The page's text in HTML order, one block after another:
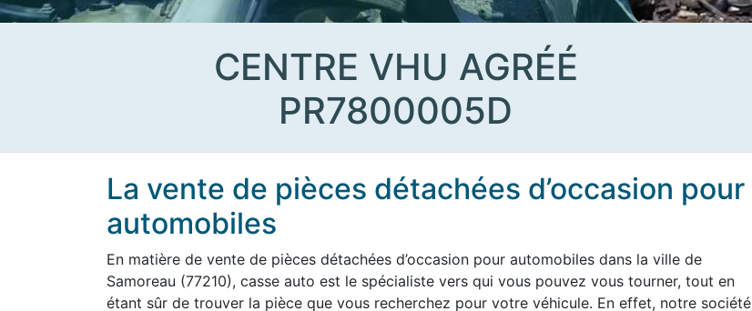
CENTRE VHU AGRÉÉ
PR7800005D
La vente de pièces détachées d’occasion pour
automobiles
En matière de vente de pièces détachées d’occasion pour automobiles dans la ville de
Samoreau (77210), casse auto est le spécialiste vers qui vous pouvez vous tourner, tout en
étant sûr de trouver la pièce que vous recherchez pour votre véhicule. En effet, notre société